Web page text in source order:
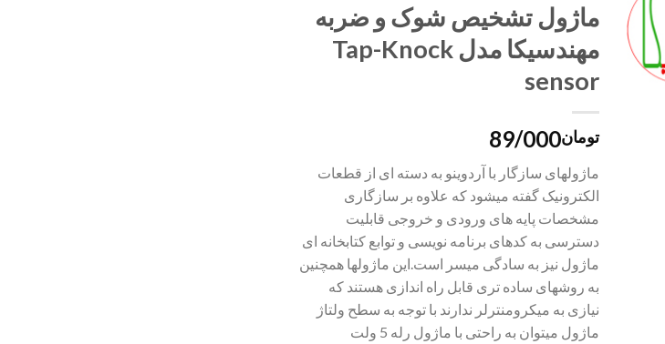
ماژول تشخیص شوک و ضربه
مهندسیکا مدل Tap-Knock
sensor
تومان89/000
ماژولهای سازگار با آردوینو به دسته ای از قطعات
الکترونیک گفته میشود که علاوه بر سازگاری
مشخصات پایه های ورودی و خروجی قابلیت
دسترسی به کدهای برنامه نویسی و توابع کتابخانه ای
ماژول نیز به سادگی میسر است.این ماژولها همچنین
به روشهای ساده تری قابل راه اندازی هستند که
نیازی به میکرومنترلر ندارند با توجه به سطح ولتاژ
ماژول میتوان به راحتی با ماژول رله 5 ولت